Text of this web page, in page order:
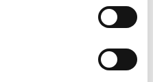
„nečasovou úvahu“, v
revidovat humanistický
přijímanou roli filologů
protože podle...